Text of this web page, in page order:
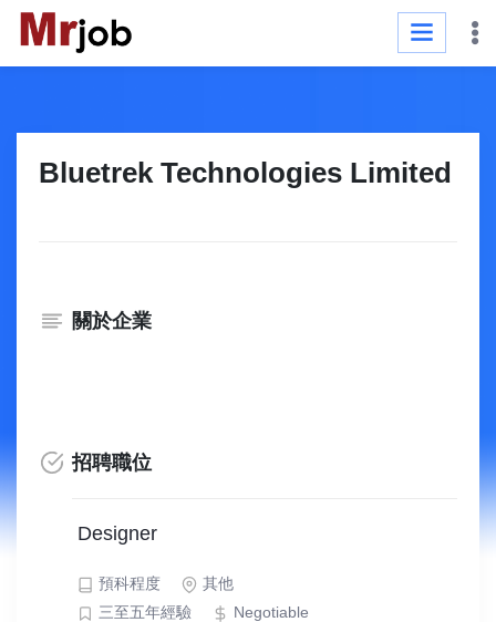
Bluetrek Technologies Limited
關於企業
招聘職位
Designer
預科程度
其他
三至五年經驗
Negotiable